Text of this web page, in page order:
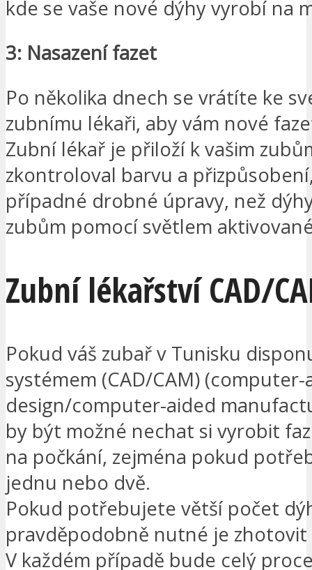
kde se vaše nové dýhy vyrobí na
3: Nasazení fazet
Po několika dnech se vrátíte ke
zubnímu lékaři, aby vám nové
Zubní lékař je přiloží k vašim
zkontroloval barvu a
případné drobné úpravy, než
zubům pomocí světlem
Zubní lékařství CAD/
Pokud váš zubař v Tunisku
systémem (CAD/CAM) (computer-
design/computer-aided
by být možné nechat si vyrobit
na počkání, zejména pokud
jednu nebo dvě.
Pokud potřebujete větší počet
pravděpodobně nutné je
V každém případě bude celý